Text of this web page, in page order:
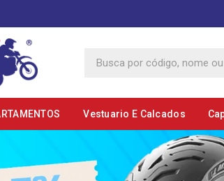
Vestuario E Calcados